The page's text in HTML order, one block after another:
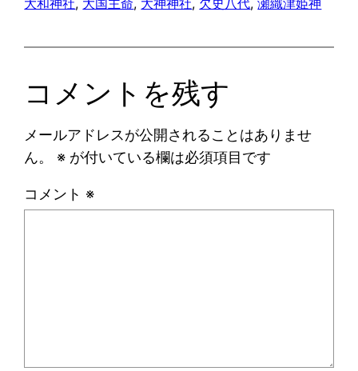
大和神社, 大国主命, 大神神社, 欠史八代, 瀬織津姫神
コメントを残す
メールアドレスが公開されることはありませ
ん。
※ が付いている欄は必須項目です
コメント ※